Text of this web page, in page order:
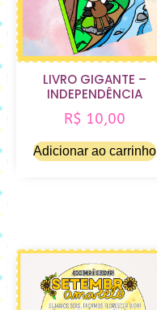
LIVRO GIGANTE –
INDEPENDÊNCIA
R$ 10,00
Adicionar ao carrinho